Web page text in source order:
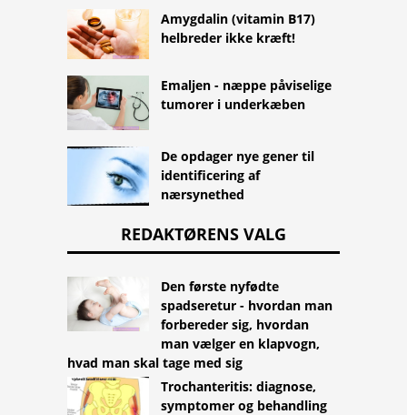
Amygdalin (vitamin B17)
helbreder ikke kræft!
Emaljen - næppe påviselige
tumorer i underkæben
De opdager nye gener til
identificering af
nærsynethed
REDAKTØRENS VALG
Den første nyfødte
spadseretur - hvordan man
forbereder sig, hvordan
man vælger en klapvogn,
hvad man skal tage med sig
Trochanteritis: diagnose,
symptomer og behandling